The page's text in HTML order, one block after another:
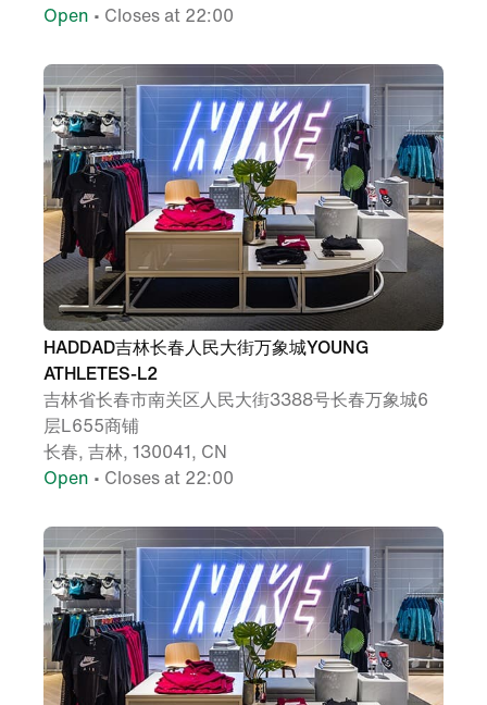
Open • Closes at 22:00
HADDAD吉林长春人民大街万象城YOUNG
ATHLETES-L2
吉林省长春市南关区人民大街3388号长春万象城6
层L655商铺
长春, 吉林, 130041, CN
Open • Closes at 22:00